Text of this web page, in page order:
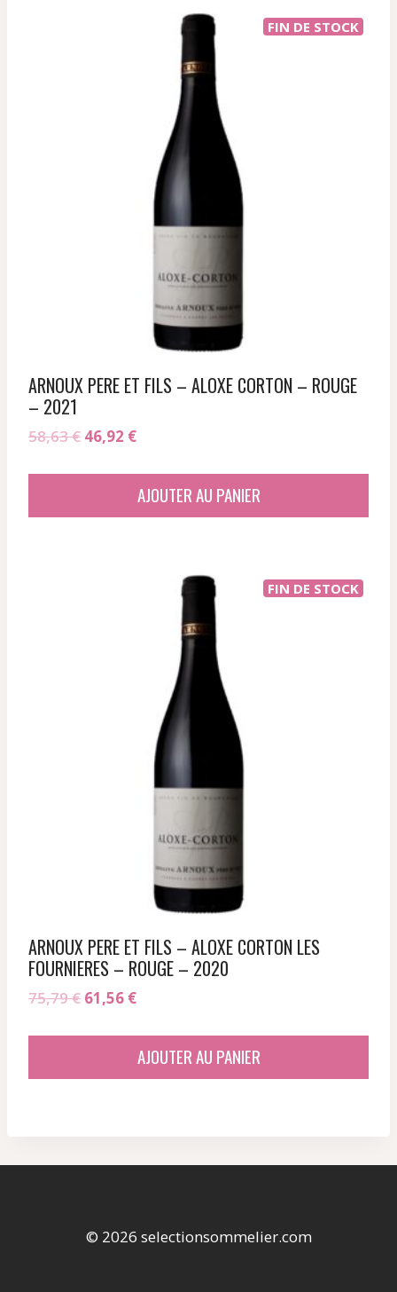
FIN DE STOCK
ARNOUX PERE ET FILS – ALOXE CORTON – ROUGE
– 2021
58,63€ Le
46,92 €Le
est :
AJOUTER AU PANIER
FIN DE STOCK
ARNOUX PERE ET FILS – ALOXE CORTON LES
FOURNIERES – ROUGE – 2020
75,79€ Le
61,56 €Le
est :
AJOUTER AU PANIER
© 2026 selectionsommelier.com